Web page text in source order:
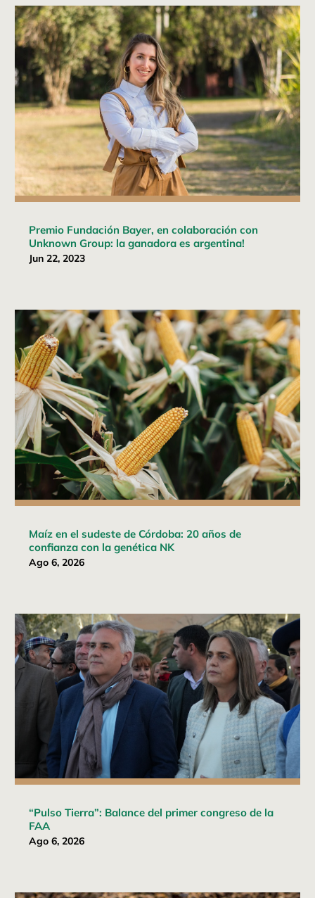
Premio Fundación Bayer, en colaboración con
Unknown Group: la ganadora es argentina!
Jun 22, 2023
Maíz en el sudeste de Córdoba: 20 años de
confianza con la genética NK
Ago 6, 2026
“Pulso Tierra”: Balance del primer congreso de la
FAA
Ago 6, 2026